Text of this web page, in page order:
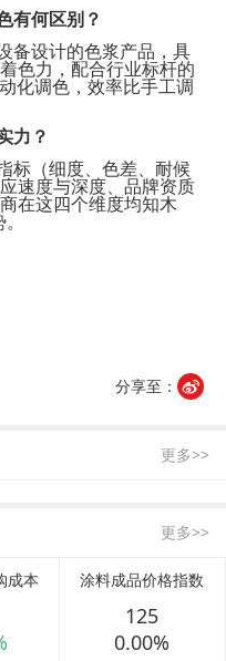
有何区别？
备设计的色浆产品，具
色力，配合行业标杆的
化调色，效率比手工调
力？
标（细度、色差、耐候
速度与深度、品牌资质
在这四个维度均知木
分享至：
更多>>
更多>>
成本 涂料成品价格指数
125
0.00%